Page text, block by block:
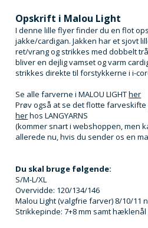
Opskrift i Malou Light
I denne lille flyer finder du en flot
jakke/cardigan. Jakken har et sjovt
ret/vrang og strikkes med dobbelt
bliver en dejlig vamset og varm
strikkes direkte til forstykkerne i i-
Se alle farverne i MALOU LIGHTher
Prøv også at se det flotte farveskifte
herhos LANGYARNS
(kommer snart i webshoppen, men
allerede nu, hvis du sender os en
Du skal bruge følgende:
S/M-L/XL
Overvidde: 120/134/146
Malou Light (valgfrie farver) 8/10/11
Strikkepinde: 7+8 mm samt hæklenål